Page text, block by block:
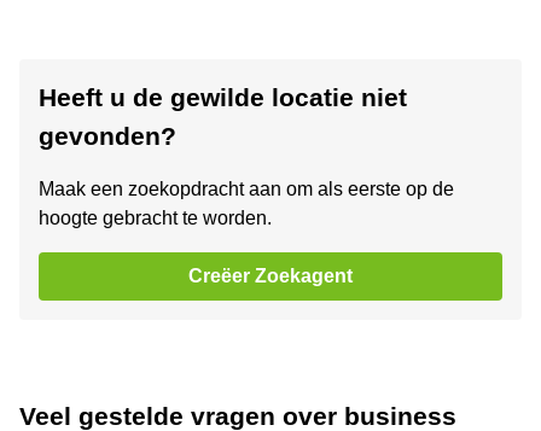
Heeft u de gewilde locatie niet
gevonden?
Maak een zoekopdracht aan om als eerste op de
hoogte gebracht te worden.
Creëer Zoekagent
Veel gestelde vragen over business